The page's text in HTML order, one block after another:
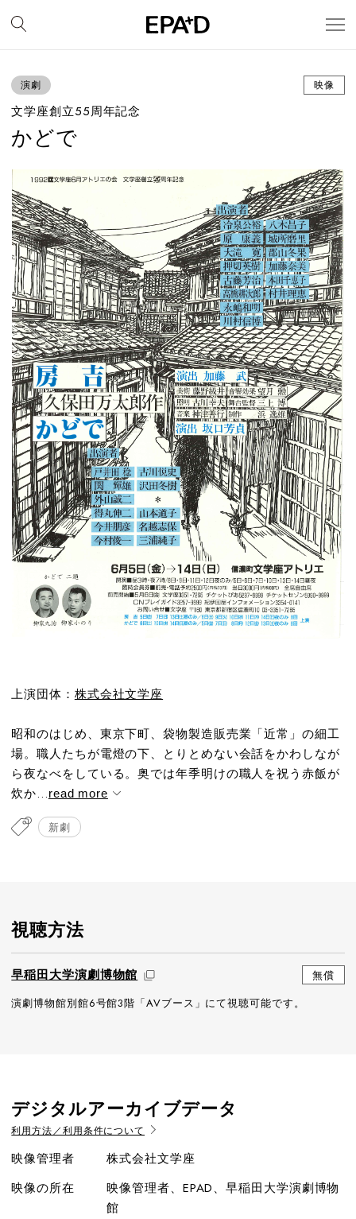
演劇
文学座創立55周年記念
映像
かどで
上演団体： 株式会社文学座
昭和のはじめ、東京下町、袋物製造販売業「近常」の細工
場。職人たちが電燈の下、とりとめない会話をかわしなが
ら夜なべをしている。奥では年季明けの職人を祝う赤飯が
炊か...read more
新劇
視聴方法
早稲田大学演劇博物館
無償
演劇博物館別館6号館3階「AVブース」にて視聴可能です。
デジタルアーカイブデータ
利用方法／利用条件について
映像管理者
株式会社文学座
映像の所在
映像管理者、EPAD、早稲田大学演劇博物
館